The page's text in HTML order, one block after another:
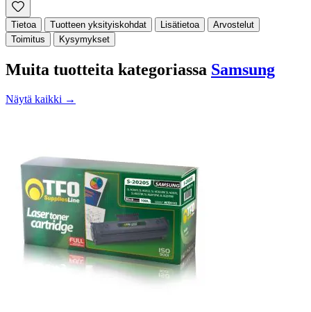
Tietoa Tuotteen yksityiskohdat Lisätietoa
Arvostelut
Toimitus
Kysymykset
Muita tuotteita kategoriassa Samsung
Näytä kaikki →